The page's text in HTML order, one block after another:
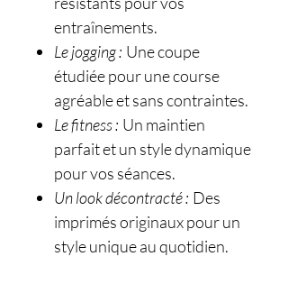
entraînements.
Le jogging : Une coupe
étudiée pour une course
agréable et sans contraintes.
Le fitness : Un maintien
parfait et un style dynamique
pour vos séances.
Un look décontracté : Des
imprimés originaux pour un
style unique au quotidien.